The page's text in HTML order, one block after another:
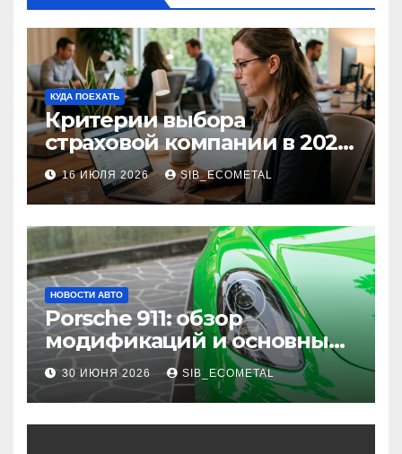
КУДА ПОЕХАТЬ
Критерии выбора
страховой компании в 2026
году: надежность и
реальные отзывы о
выплатах
16 ИЮЛЯ 2026 SIB_ECOMETAL
НОВОСТИ АВТО
Porsche 911: обзор
модификаций и основные
характеристики
30 ИЮНЯ 2026 SIB_ECOMETAL